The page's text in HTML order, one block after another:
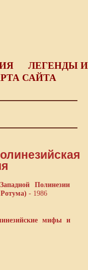
ЛЕГЕНДЫ И
САЙТА
Полинезии
- 1986
мифы и